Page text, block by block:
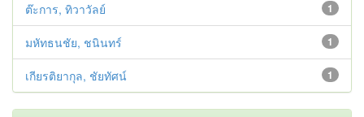
1
ต๊ะการ, ทิวาวัลย์
1
มหัทธนชัย, ชนินทร์
1
เกียรติยากุล, ชัยทัศน์